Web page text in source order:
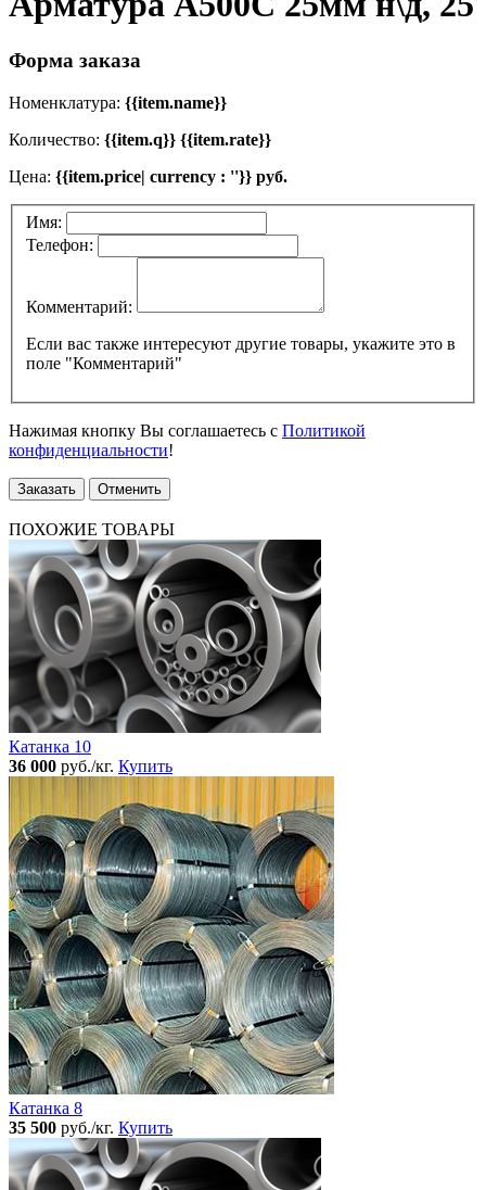
Форма заказа
Номенклатура: {{item.name}}
Количество: {{item.q}} {{item.rate}}
Цена: {{item.price| currency : ''}} руб.
Имя:
Телефон:
Комментарий:
Если вас также интересуют другие товары, укажите это в
поле "Комментарий"
Нажимая кнопку Вы соглашаетесь с Политикой
конфиденциальности!
Заказать Отменить
ПОХОЖИЕ ТОВАРЫ
Катанка 10
36 000 руб./кг. Купить
Катанка 8
35 500 руб./кг. Купить